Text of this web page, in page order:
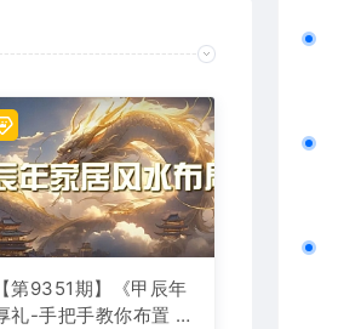
【第9351期】《甲辰年
礼-手把手教你布置 今